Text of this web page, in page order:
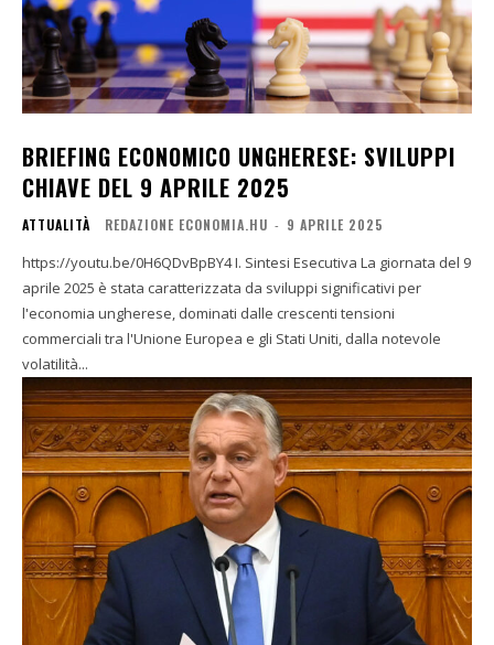
BRIEFING ECONOMICO UNGHERESE: SVILUPPI
CHIAVE DEL 9 APRILE 2025
ATTUALITÀ REDAZIONE ECONOMIA.HU - 9 APRILE 2025
https://youtu.be/0H6QDvBpBY4 I. Sintesi Esecutiva La giornata del 9
aprile 2025 è stata caratterizzata da sviluppi significativi per
l'economia ungherese, dominati dalle crescenti tensioni
commerciali tra l'Unione Europea e gli Stati Uniti, dalla notevole
volatilità...